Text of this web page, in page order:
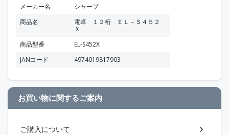
メーカー名
シャープ
商品名
電卓 １２桁 ＥＬ－Ｓ４５２
Ｘ
商品型番
EL-S452X
JANコード
4974019817903
お買い物に関するご案内
ご購入について